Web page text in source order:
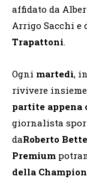
affidato da
Arrigo Sacchi e
Trapattoni.
Ogni martedì,
rivivere insieme
partite appena
giornalista
daRoberto
Premium
della